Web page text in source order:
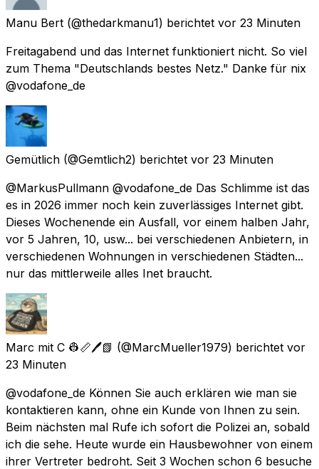
Manu Bert (@thedarkmanu1) berichtet vor 23 Minuten
Freitagabend und das Internet funktioniert nicht. So viel
zum Thema "Deutschlands bestes Netz." Danke für nix
@vodafone_de
Gemütlich (@Gemtlich2) berichtet vor 23 Minuten
@MarkusPullmann @vodafone_de Das Schlimme ist das
es in 2026 immer noch kein zuverlässiges Internet gibt.
Dieses Wochenende ein Ausfall, vor einem halben Jahr,
vor 5 Jahren, 10, usw... bei verschiedenen Anbietern, in
verschiedenen Wohnungen in verschiedenen Städten...
nur das mittlerweile alles Inet braucht.
Marc mit C 👷📏🖊️📗 (@MarcMueller1979) berichtet vor
23 Minuten
@vodafone_de Können Sie auch erklären wie man sie
kontaktieren kann, ohne ein Kunde von Ihnen zu sein.
Beim nächsten mal Rufe ich sofort die Polizei an, sobald
ich die sehe. Heute wurde ein Hausbewohner von einem
ihrer Vertreter bedroht. Seit 3 Wochen schon 6 besuche